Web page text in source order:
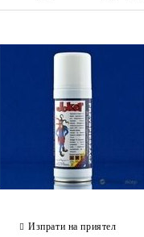
Изпрати на приятел